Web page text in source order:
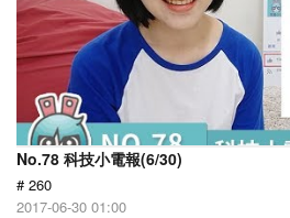
No.78 科技小電報(6/30)
# 260
2017-06-30 01:00